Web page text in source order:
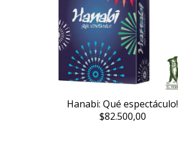
Hanabi: Qué espectáculo!
$82.500,00